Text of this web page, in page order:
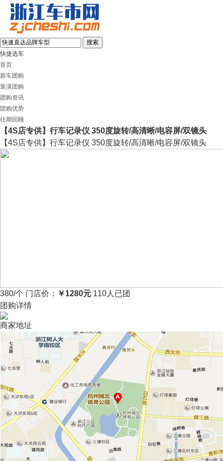
杭州
选择城市
注册 | 登录
热门车型：
宝来
马自达6阿特兹
杰德
福克斯
朗动
标致408
快捷选车
首页
新车团购
装潢团购
团购资讯
团购优势
往期回顾
【4S店专供】行车记录仪 350度旋转/高清晰/电容屏/双镜头
【4S店专供】行车记录仪 350度旋转/高清晰/电容屏/双镜头
380/个 门店价： ￥1280元 110人已团
商 家：
易仕特汽车生活馆 查看地址/电话
有效期至：
2016年12月30日周末法定节假日通用
施工时间：
8点30分-17点30分
数 量：
-
团购详情
商家地址